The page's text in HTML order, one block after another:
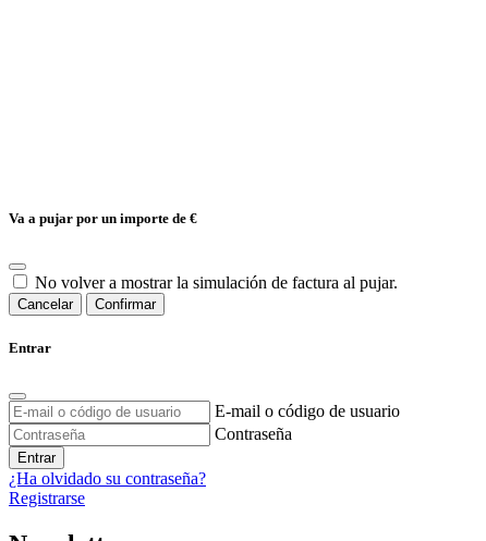
Va a pujar por un importe de €
No volver a mostrar la simulación de factura al pujar.
Cancelar Confirmar
Entrar
E-mail o código de usuario
Contraseña
Entrar
¿Ha olvidado su contraseña?
Registrarse